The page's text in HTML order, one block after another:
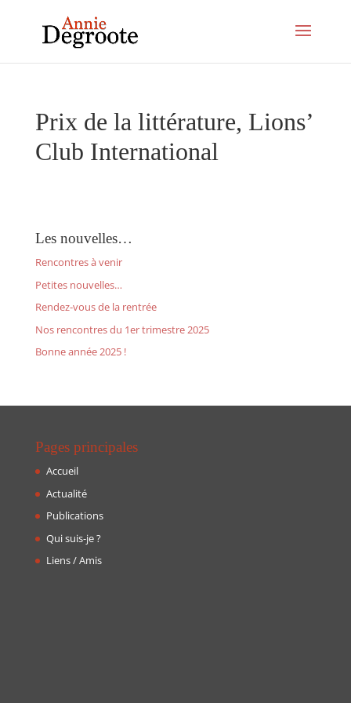
Prix de la littérature, Lions’
Club International
Les nouvelles…
Rencontres à venir
Petites nouvelles…
Rendez-vous de la rentrée
Nos rencontres du 1er trimestre 2025
Bonne année 2025 !
Pages principales
Accueil
Actualité
Publications
Qui suis-je ?
Liens / Amis